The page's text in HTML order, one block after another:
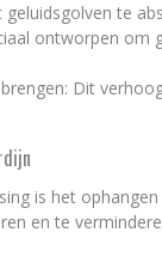
te
ontworpen
Dit
is het
en te